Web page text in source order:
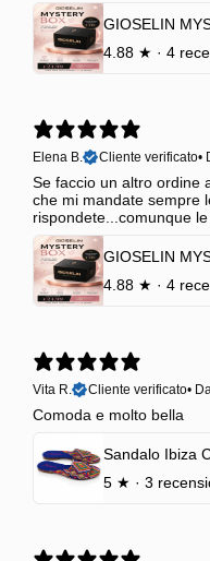
4.88 ★ · 4
Elena B.
Cliente verificato•
Se faccio un altro ordine
che mi mandate sempre
rispondete...comunque
4.88 ★ · 4
Vita R.
Cliente verificato•
Comoda e molto bella
Sandalo Ibiza
5 ★ · 3